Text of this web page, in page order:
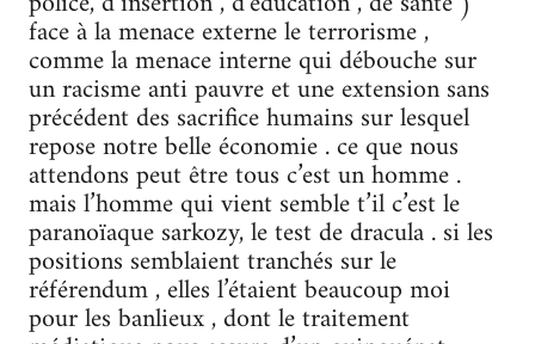
face à la menace externe le terrorisme ,
comme la menace interne qui débouche sur
un racisme anti pauvre et une extension sans
précédent des sacrifice humains sur lesquel
repose notre belle économie . ce que nous
attendons peut être tous c’est un homme .
mais l’homme qui vient semble t’il c’est le
paranoïaque sarkozy, le test de dracula . si les
positions semblaient tranchés sur le
référendum , elles l’étaient beaucoup moi
pour les banlieux , dont le traitement